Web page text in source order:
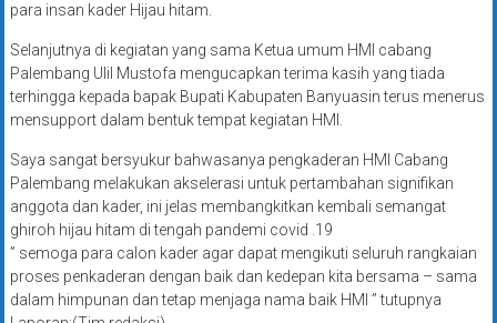
para insan kader Hijau hitam.
Selanjutnya di kegiatan yang sama Ketua umum HMI cabang
Palembang Ulil Mustofa mengucapkan terima kasih yang tiada
terhingga kepada bapak Bupati Kabupaten Banyuasin terus menerus
mensupport dalam bentuk tempat kegiatan HMI.
Saya sangat bersyukur bahwasanya pengkaderan HMI Cabang
Palembang melakukan akselerasi untuk pertambahan signifikan
anggota dan kader, ini jelas membangkitkan kembali semangat
ghiroh hijau hitam di tengah pandemi covid .19
” semoga para calon kader agar dapat mengikuti seluruh rangkaian
proses penkaderan dengan baik dan kedepan kita bersama – sama
dalam himpunan dan tetap menjaga nama baik HMI ” tutupnya